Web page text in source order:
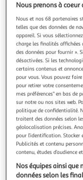
THE HOME
Lot de 100
blanc
Informations
cm Matières : Papier Spécificités :
Adaptées pour un
d'utilisation Couleur :
En savoir +
Vendu parParis Prix
Livr. ou retrait
A partir de 7,99€
Plus d'options
Vendu parParis Prix
Nous prenons à coeur
Nous et nos 68 partenaires
telles que des données de
appareil. Si vous
charge les finalités
des données pour fournir ».
désactivées. Si les
certains contenus et
pour vous. Vous pouvez
pour retirer votre
mes préférences" en bas de
sur notre ou nos sites web.
politique de confidentialité.
traitent des données selon
géolocalisation précises.
pour l’identification.
Publicités et contenu
contenu, études d’audience
Nos équipes ainsi que
données selon les